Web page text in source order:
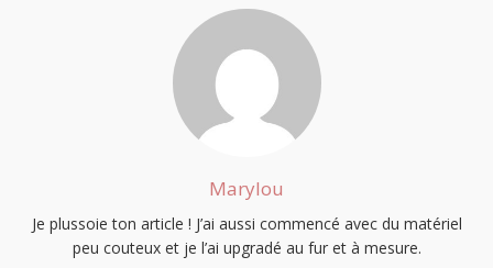
Marylou
Je plussoie ton article ! J’ai aussi commencé avec du matériel
peu couteux et je l’ai upgradé au fur et à mesure.